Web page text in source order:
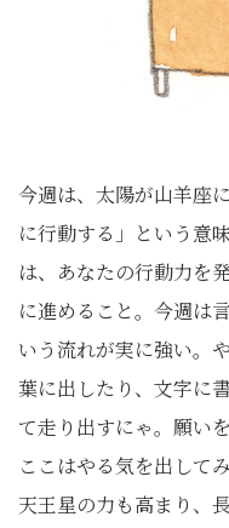
今週は、太陽が山羊座
に行動する」という意
は、あなたの行動力を
に進めること。今週は
いう流れが実に強い。
葉に出したり、文字に
て走り出すにゃ。願い
ここはやる気を出して
天王星の力も高まり、